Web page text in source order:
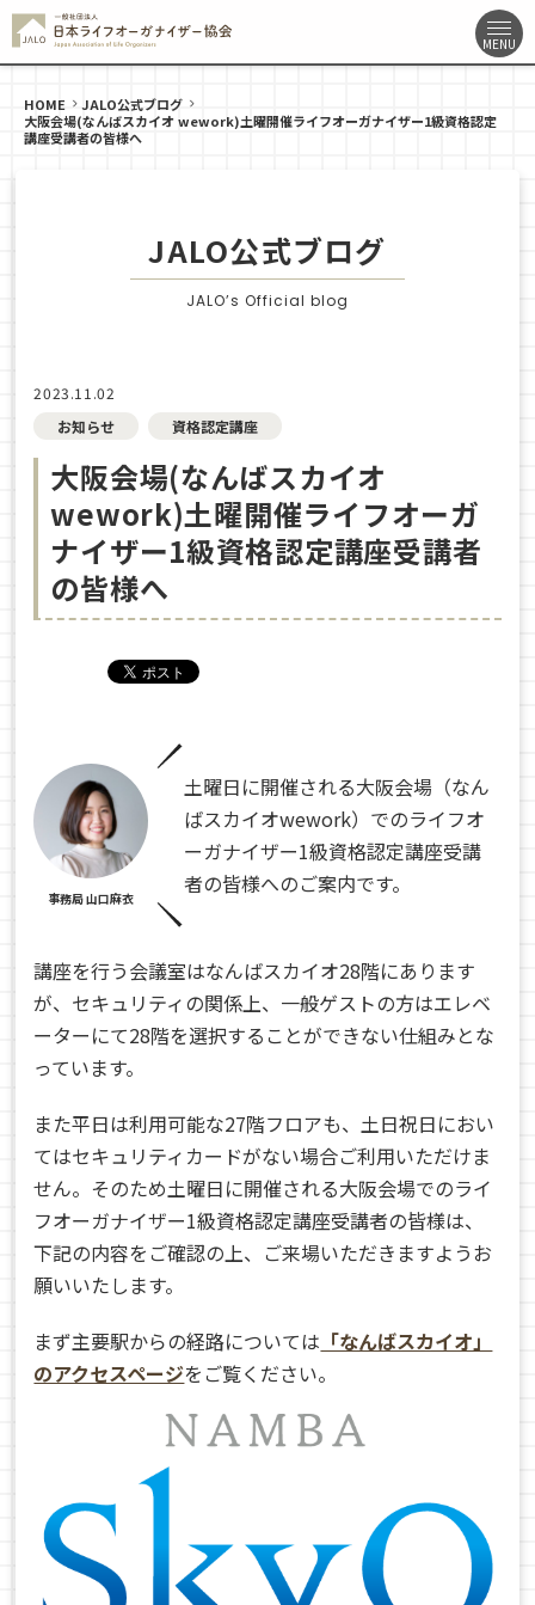
HOME
JALO公式ブログ
大阪会場(なんばスカイオ wework)土曜開催ライフオーガナイザー1級資格認定
講座受講者の皆様へ
JALO公式ブログ
JALO’s Official blog
2023.11.02
お知らせ
資格認定講座
大阪会場(なんばスカイオ
wework)土曜開催ライフオーガ
ナイザー1級資格認定講座受講者
の皆様へ
事務局 山口麻衣
土曜日に開催される大阪会場（なん
ばスカイオwework）でのライフオ
ーガナイザー1級資格認定講座受講
者の皆様へのご案内です。
講座を行う会議室はなんばスカイオ28階にあります
が、セキュリティの関係上、一般ゲストの方はエレベ
ーターにて28階を選択することができない仕組みとな
っています。
また平日は利用可能な27階フロアも、土日祝日におい
てはセキュリティカードがない場合ご利用いただけま
せん。そのため土曜日に開催される大阪会場でのライ
フオーガナイザー1級資格認定講座受講者の皆様は、
下記の内容をご確認の上、ご来場いただきますようお
願いいたします。
まず主要駅からの経路については 「なんばスカイオ」
のアクセスページをご覧ください。